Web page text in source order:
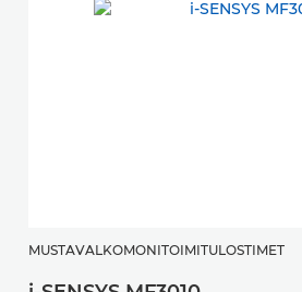
MUSTAVALKOMONITOIMITULOSTIMET